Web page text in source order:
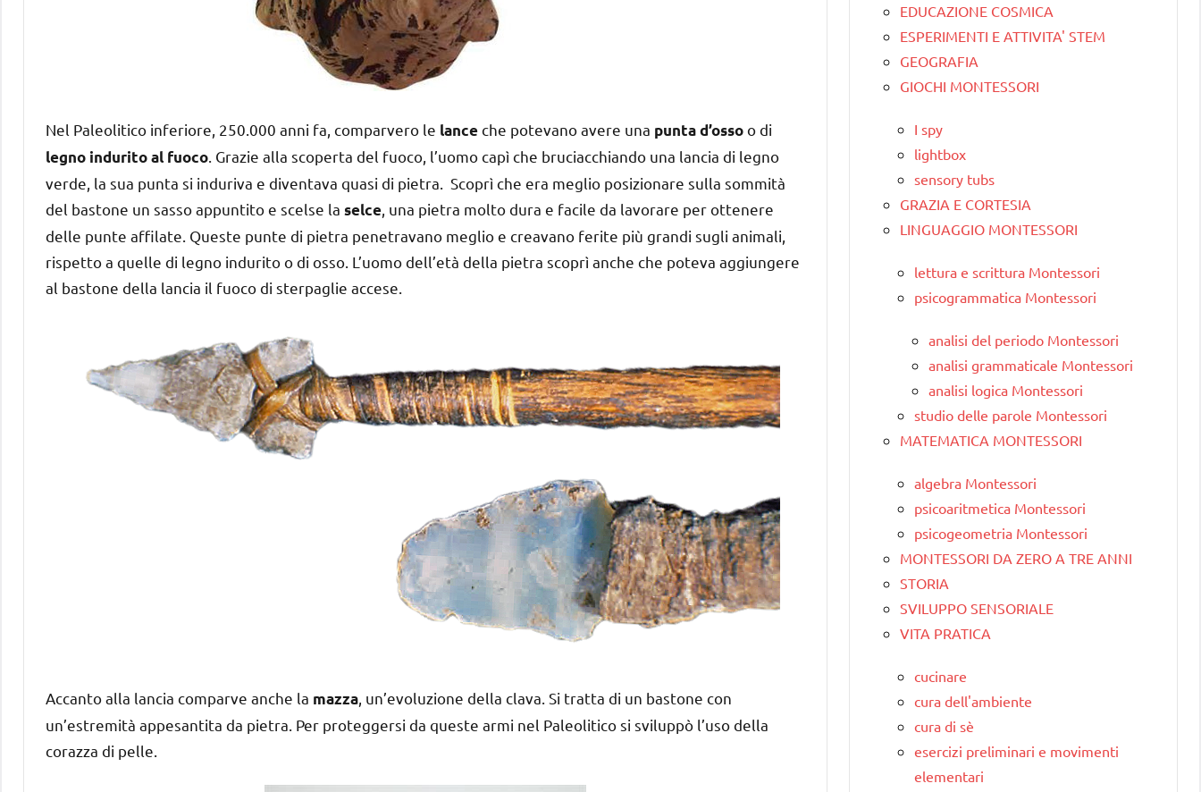
Nel Paleolitico inferiore, 250.000 anni fa, comparvero le lanceche potevano avere una punta d’ossoo di
legno indurito al fuoco . Grazie alla scoperta del fuoco, l’uomo capì che bruciacchiando una lancia di legno
verde, la sua punta si induriva e diventava quasi di pietra. Scoprì che era meglio posizionare sulla sommità
del bastone un sasso appuntito e scelse la selce , una pietra molto dura e facile da lavorare per ottenere
delle punte affilate. Queste punte di pietra penetravano meglio e creavano ferite più grandi sugli animali,
rispetto a quelle di legno indurito o di osso. L’uomo dell’età della pietra scoprì anche che poteva aggiungere
al bastone della lancia il fuoco di sterpaglie accese.
Accanto alla lancia comparve anche la mazza , un’evoluzione della clava. Si tratta di un bastone con
un’estremità appesantita da pietra. Per proteggersi da queste armi nel Paleolitico si sviluppò l’uso della
corazza di pelle.
EDUCAZIONE COSMICA
ESPERIMENTI E ATTIVITA' STEM
GEOGRAFIA
GIOCHI MONTESSORI
I spy
lightbox
sensory tubs
GRAZIA E CORTESIA
LINGUAGGIO MONTESSORI
lettura e scrittura Montessori
psicogrammatica Montessori
analisi del periodo Montessori
analisi grammaticale Montessori
analisi logica Montessori
studio delle parole Montessori
MATEMATICA MONTESSORI
algebra Montessori
psicoaritmetica Montessori
psicogeometria Montessori
MONTESSORI DA ZERO A TRE ANNI
STORIA
SVILUPPO SENSORIALE
VITA PRATICA
cucinare
cura dell'ambiente
cura di sè
esercizi preliminari e movimenti
elementari